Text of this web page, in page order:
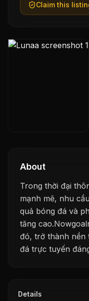
Claim this
About
Trong thời đại
mạnh mẽ, nhu
quả bóng đá và
tăng
đó, trở thành nền
đá trực tuyến
Details